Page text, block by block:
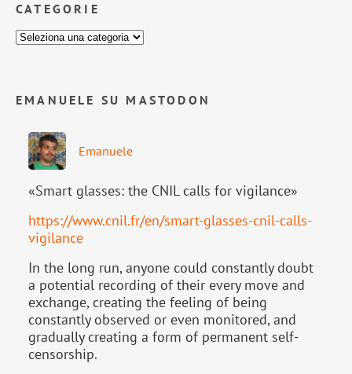
CATEGORIE
EMANUELE SU MASTODON
Emanuele
«Smart glasses: the CNIL calls for vigilance»
https://www.cnil.fr/en/smart-glasses-cnil-calls-
vigilance
In the long run, anyone could constantly doubt
a potential recording of their every move and
exchange, creating the feeling of being
constantly observed or even monitored, and
gradually creating a form of permanent self-
censorship.